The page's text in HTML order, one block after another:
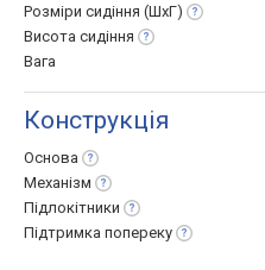
Розміри сидіння (ШхГ)
Висота сидіння
Вага
Конструкція
Основа
Механізм
Підлокітники
Підтримка попереку